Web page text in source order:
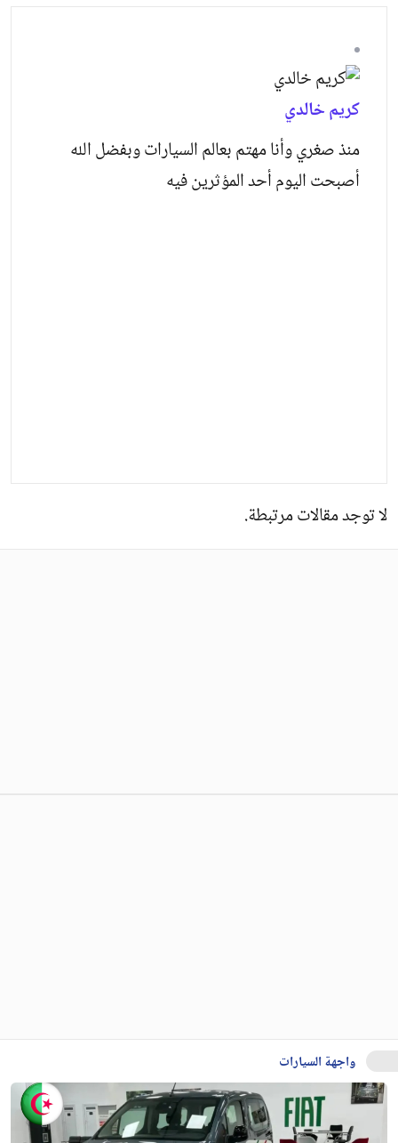
كريم خالدي
منذ صغري وأنا مهتم بعالم السيارات وبفضل الله
أصبحت اليوم أحد المؤثرين فيه
لا توجد مقالات مرتبطة.
واجهة السيارات